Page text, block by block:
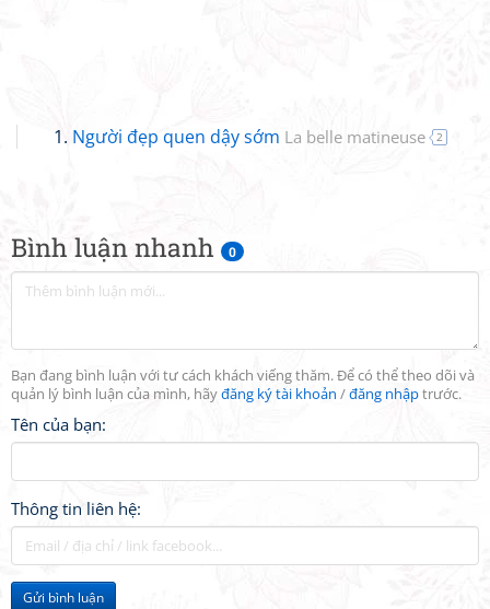
Bình luận nhanh 0
Bạn đang bình luận với tư cách khách viếng thăm. Để có thể theo dõi và
quản lý bình luận của mình, hãyđăng ký tài khoản /đăng nhậptrước.
Tên của bạn:
Thông tin liên hệ:
Gửi bình luận
Người đẹp quen dậy sớm La belle matineuse 2